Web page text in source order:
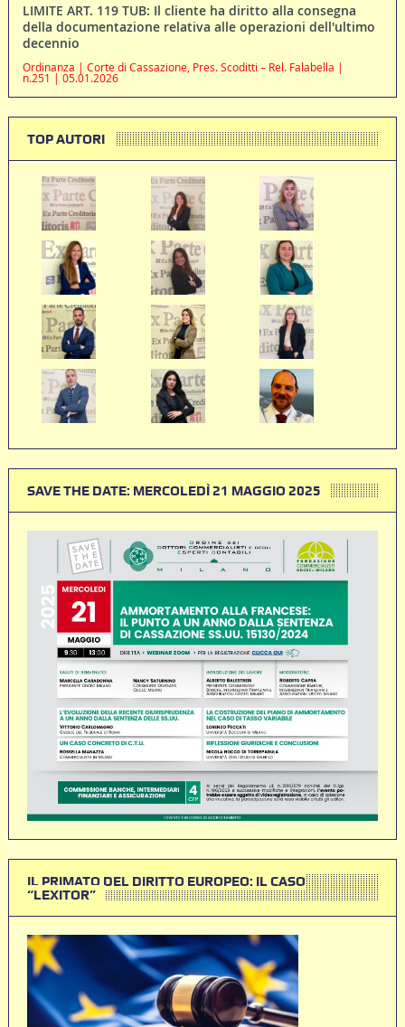
LIMITE ART. 119 TUB: Il cliente ha diritto alla consegna
della documentazione relativa alle operazioni dell'ultimo
decennio
Ordinanza | Corte di Cassazione, Pres. Scoditti – Rel. Falabella |
n.251 | 05.01.2026
TOP AUTORI
SAVE THE DATE: MERCOLEDÌ 21 MAGGIO 2025
IL PRIMATO DEL DIRITTO EUROPEO: IL CASO
“LEXITOR”